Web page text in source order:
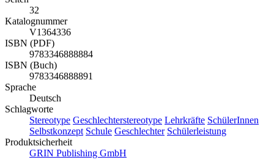
32
Katalognummer
V1364336
ISBN (PDF)
9783346888884
ISBN (Buch)
9783346888891
Sprache
Deutsch
Schlagworte
Stereotype Geschlechterstereotype Lehrkräfte SchülerInnen
Selbstkonzept Schule Geschlechter Schülerleistung
Produktsicherheit
GRIN Publishing GmbH